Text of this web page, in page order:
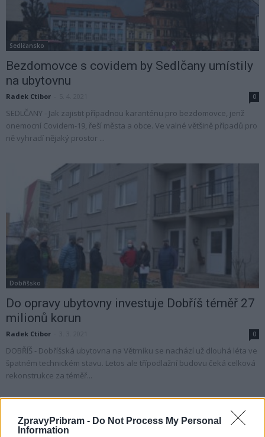
ZpravyPribram - Do Not Process My Personal
Information
Sedlčansko
Bezdomovce s covidem by Sedlčany umístily
na ubytovnu
Radek Ctibor 0
SEDLČANY - Jak zajistit případnou karanténu pro bezdomovce, jenž
onemocní Covidem-19, řeší města a obce. Ve valné většině případů pro
ně vyhradí nějaký prostor ...
Dobříšsko
Do opravy ubytovny investuje Dobříš téměř 27
milionů korun
Radek Ctibor 0
DOBŘÍŠ - Dobříšská ubytovna na Větrníku se nachází už dlouhá léta ve
špatném technickém stavu. Letos ale třípodlažní budovu čeká celková
rekonstrukce za téměř...